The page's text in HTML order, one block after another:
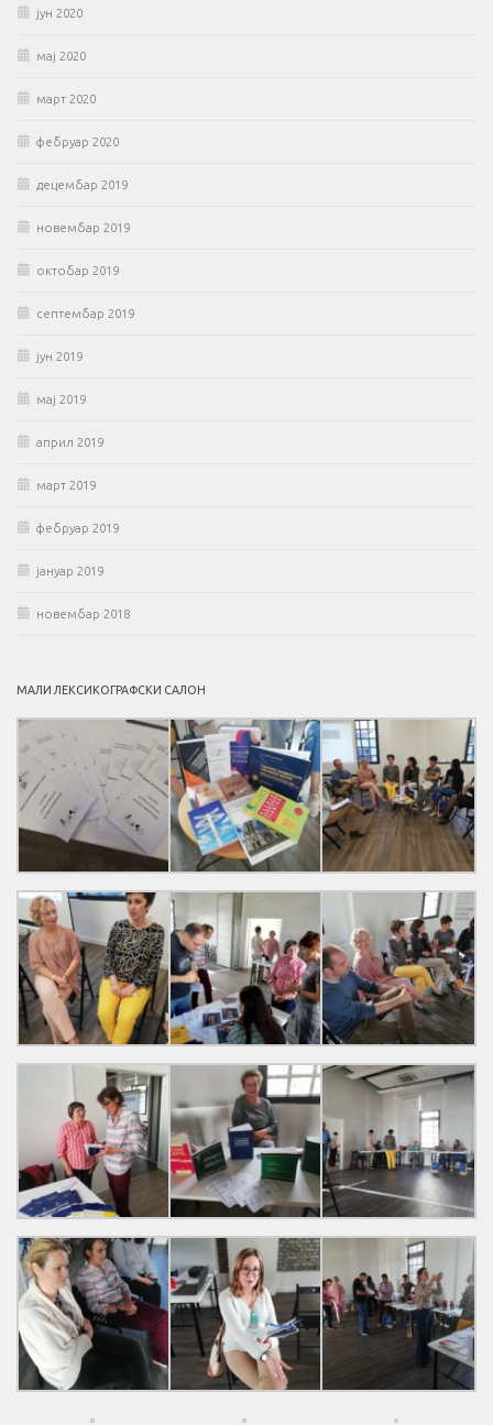
јун 2020
мај 2020
март 2020
фебруар 2020
децембар 2019
новембар 2019
октобар 2019
септембар 2019
јун 2019
мај 2019
април 2019
март 2019
фебруар 2019
јануар 2019
новембар 2018
МАЛИ ЛЕКСИКОГРАФСКИ САЛОН